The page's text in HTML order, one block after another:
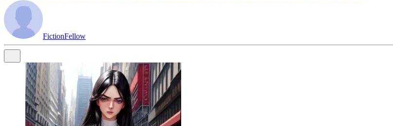
FictionFellow